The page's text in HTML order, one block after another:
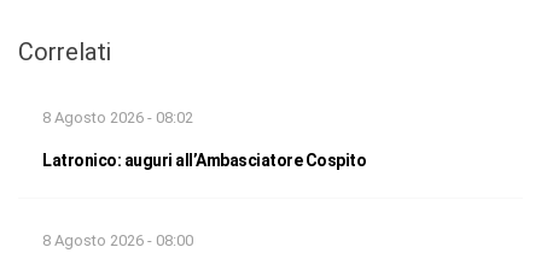
Correlati
8 Agosto 2026 - 08:02
Latronico: auguri all’Ambasciatore Cospito
8 Agosto 2026 - 08:00